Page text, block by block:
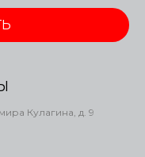
Кулагина, д. 9